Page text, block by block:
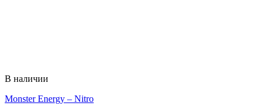
В наличии
Monster Energy – Nitro